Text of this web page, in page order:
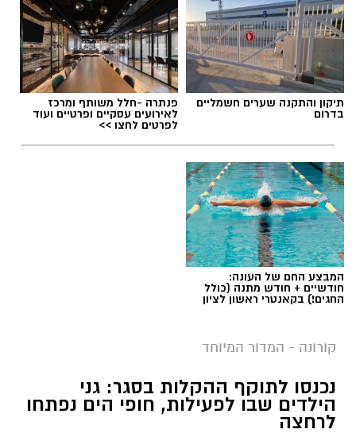
תיקון והתקנה שערים חשמליים
בדרום
פנתרה -חלל משותף ומרכז
לאירועים עסקיים ופרטיים ועוד
לפרטים לחצו >>
המבצע החם של העונה:
חודשיים + חודש מתנה (כולל
החגים!) בקאנטרי ראשון לציון
קורונה - המדור המיוחד
נכנסו לתוקף ההקלות בסגר: גני
הילדים שבו לפעילות, חופי הים נפתחו
לרחצה